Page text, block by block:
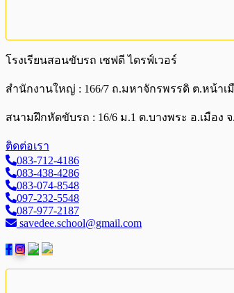
โรงเรียนสอนขับรถ เซฟดี ไดรฟ์เวอร์
สำนักงานใหญ่ : 166/7 ถ.มหาจักรพรรดิ ต.หน้าเ
สนามฝึกหัดขับรถ : 16/6 ม.1 ต.บางพระ อ.เมือง
ติดต่อเรา
083-712-4186
083-438-4286
083-074-8548
097-232-5548
087-977-2187
savedee.school@gmail.com